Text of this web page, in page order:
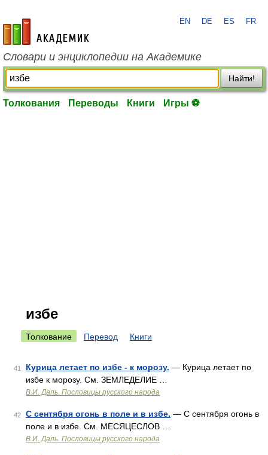
academic.ru
EN DE ES FR
Словари и энциклопедии на Академике
Найти!
Толкования Переводы Книги Игры ⚽
избе
Толкование Перевод Книги
41 Курица летает по избе - к морозу. — Курица летает по
избе к морозу. См. ЗЕМЛЕДЕЛИЕ …
В.И. Даль. Пословицы русского народа
42 С сентября огонь в поле и в избе. — С сентября огонь в
поле и в избе. См. МЕСЯЦЕСЛОВ …
В.И. Даль. Пословицы русского народа